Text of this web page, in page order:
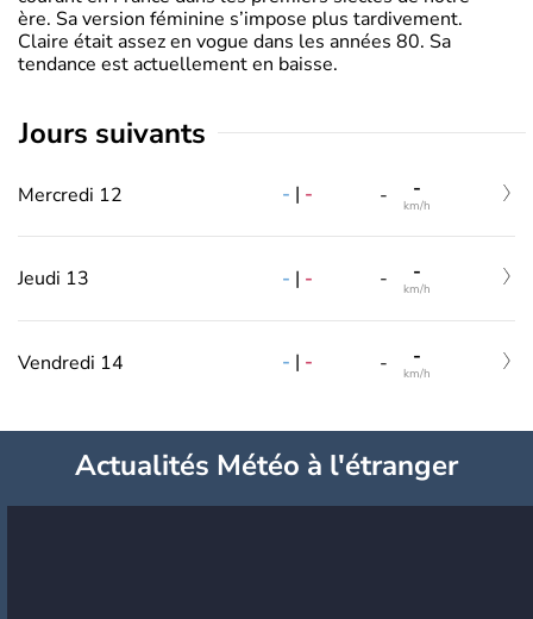
ère. Sa version féminine s’impose plus tardivement.
Claire était assez en vogue dans les années 80. Sa
tendance est actuellement en baisse.
jours suivants
Mercredi 12 - | - - -
km/h
Jeudi 13 - | - - -
km/h
Vendredi 14 - | - - -
km/h
Actualités Météo à l'étranger